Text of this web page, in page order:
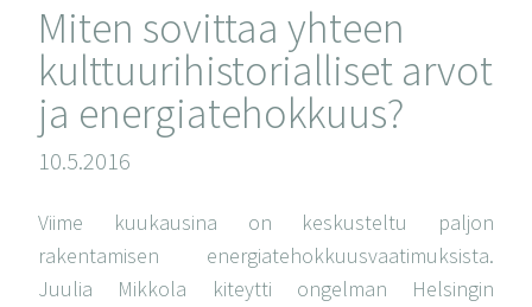
Miten sovittaa yhteen
kulttuurihistorialliset arvot
ja energiatehokkuus?
10.5.2016
Viime kuukausina on keskusteltu paljon
rakentamisen energiatehokkuusvaatimuksista.
Juulia Mikkola kiteytti ongelman Helsingin